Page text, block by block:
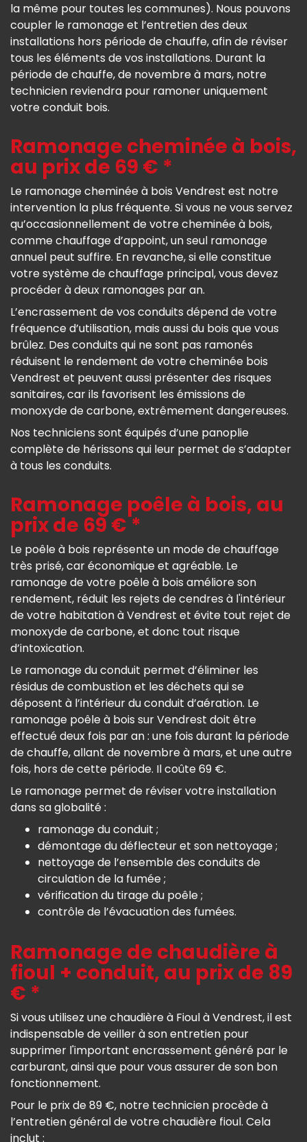
la même pour toutes les communes). Nous pouvons
coupler le ramonage et l’entretien des deux
installations hors période de chauffe, afin de réviser
tous les éléments de vos installations. Durant la
période de chauffe, de novembre à mars, notre
technicien reviendra pour ramoner uniquement
votre conduit bois.
Ramonage cheminée à bois,
au prix de 69 € *
Le ramonage cheminée à bois Vendrest est notre
intervention la plus fréquente. Si vous ne vous servez
qu’occasionnellement de votre cheminée à bois,
comme chauffage d’appoint, un seul ramonage
annuel peut suffire. En revanche, si elle constitue
votre système de chauffage principal, vous devez
procéder à deux ramonages par an.
L’encrassement de vos conduits dépend de votre
fréquence d’utilisation, mais aussi du bois que vous
brûlez. Des conduits qui ne sont pas ramonés
réduisent le rendement de votre cheminée bois
Vendrest et peuvent aussi présenter des risques
sanitaires, car ils favorisent les émissions de
monoxyde de carbone, extrêmement dangereuses.
Nos techniciens sont équipés d’une panoplie
complète de hérissons qui leur permet de s’adapter
à tous les conduits.
Ramonage poêle à bois, au
prix de 69 € *
Le poêle à bois représente un mode de chauffage
très prisé, car économique et agréable. Le
ramonage de votre poêle à bois améliore son
rendement, réduit les rejets de cendres à l'intérieur
de votre habitation à Vendrest et évite tout rejet de
monoxyde de carbone, et donc tout risque
d’intoxication.
Le ramonage du conduit permet d’éliminer les
résidus de combustion et les déchets qui se
déposent à l’intérieur du conduit d’aération. Le
ramonage poêle à bois sur Vendrest doit être
effectué deux fois par an : une fois durant la période
de chauffe, allant de novembre à mars, et une autre
fois, hors de cette période. Il coûte 69 €.
Le ramonage permet de réviser votre installation
dans sa globalité :
ramonage du conduit ;
démontage du déflecteur et son nettoyage ;
nettoyage de l’ensemble des conduits de
circulation de la fumée ;
vérification du tirage du poêle ;
contrôle de l’évacuation des fumées.
Ramonage de chaudière à
fioul + conduit, au prix de 89
€ *
Si vous utilisez une chaudière à Fioul à Vendrest, il est
indispensable de veiller à son entretien pour
supprimer l'important encrassement généré par le
carburant, ainsi que pour vous assurer de son bon
fonctionnement.
Pour le prix de 89 €, notre technicien procède à
l’entretien général de votre chaudière fioul. Cela
inclut :